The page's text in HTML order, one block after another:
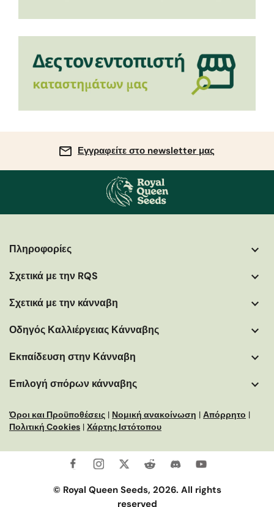
Εγγραφείτε στο newsletter μας
More
info
Πληροφορίες
Σχετικά με την RQS
Σχετικά με την κάνναβη
Οδηγός Καλλιέργειας Κάνναβης
Εκπαίδευση στην Κάνναβη
Επιλογή σπόρων κάνναβης
Όροι και Προϋποθέσεις | Νομική ανακοίνωση | Απόρρητο |
Πολιτική Cookies | Χάρτης Ιστότοπου
© Royal Queen Seeds, 2026. All rights
reserved